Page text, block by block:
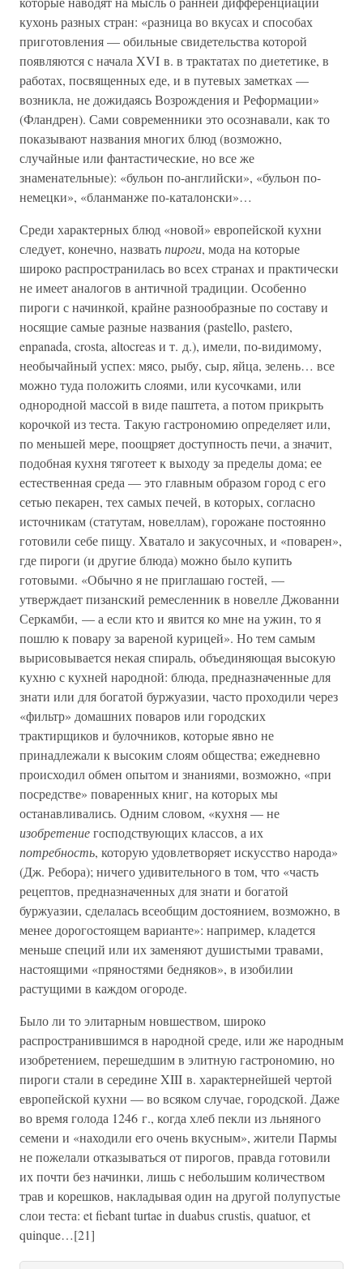
кухонь разных стран: «разница во вкусах и способах
приготовления — обильные свидетельства которой
появляются с начала XVI в. в трактатах по диететике, в
работах, посвященных еде, и в путевых заметках —
возникла, не дожидаясь Возрождения и Реформации»
(Фландрен). Сами современники это осознавали, как то
показывают названия многих блюд (возможно,
случайные или фантастические, но все же
знаменательные): «бульон по-английски», «бульон по-
немецки», «бланманже по-каталонски»…
Среди характерных блюд «новой» европейской кухни
следует, конечно, назватьпироги, мода на которые
широко распространилась во всех странах и практически
не имеет аналогов в античной традиции. Особенно
пироги с начинкой, крайне разнообразные по составу и
носящие самые разные названия (pastello, pastero,
enpanada, crosta, altocreas и т. д.), имели, по-видимому,
необычайный успех: мясо, рыбу, сыр, яйца, зелень… все
можно туда положить слоями, или кусочками, или
однородной массой в виде паштета, а потом прикрыть
корочкой из теста. Такую гастрономию определяет или,
по меньшей мере, поощряет доступность печи, а значит,
подобная кухня тяготеет к выходу за пределы дома; ее
естественная среда — это главным образом город с его
сетью пекарен, тех самых печей, в которых, согласно
источникам (статутам, новеллам), горожане постоянно
готовили себе пищу. Хватало и закусочных, и «поварен»,
где пироги (и другие блюда) можно было купить
готовыми. «Обычно я не приглашаю гостей, —
утверждает пизанский ремесленник в новелле Джованни
Серкамби, — а если кто и явится ко мне на ужин, то я
пошлю к повару за вареной курицей». Но тем самым
вырисовывается некая спираль, объединяющая высокую
кухню с кухней народной: блюда, предназначенные для
знати или для богатой буржуазии, часто проходили через
«фильтр» домашних поваров или городских
трактирщиков и булочников, которые явно не
принадлежали к высоким слоям общества; ежедневно
происходил обмен опытом и знаниями, возможно, «при
посредстве» поваренных книг, на которых мы
останавливались. Одним словом, «кухня — не
изобретениегосподствующих классов, а их
потребность, которую удовлетворяет искусство народа»
(Дж. Ребора); ничего удивительного в том, что «часть
рецептов, предназначенных для знати и богатой
буржуазии, сделалась всеобщим достоянием, возможно, в
менее дорогостоящем варианте»: например, кладется
меньше специй или их заменяют душистыми травами,
настоящими «пряностями бедняков», в изобилии
растущими в каждом огороде.
Было ли то элитарным новшеством, широко
распространившимся в народной среде, или же народным
изобретением, перешедшим в элитную гастрономию, но
пироги стали в середине XIII в. характернейшей чертой
европейской кухни — во всяком случае, городской. Даже
во время голода 1246 г., когда хлеб пекли из льняного
семени и «находили его очень вкусным», жители Пармы
не пожелали отказываться от пирогов, правда готовили
их почти без начинки, лишь с небольшим количеством
трав и корешков, накладывая один на другой полупустые
слои теста: et fiebant turtae in duabus crustis, quatuor, et
quinque…[21]